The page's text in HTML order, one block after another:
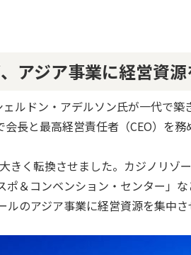
アジア事業に経営資
ルドン・アデルソン氏が一代で
長と最高経営責任者（CEO）を務
きく転換させました。カジノリゾ
ポ＆コンベンション・センター」
のアジア事業に経営資源を集中さ